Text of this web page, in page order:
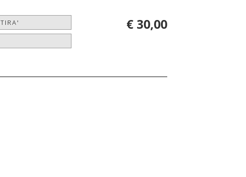
€ 30,00